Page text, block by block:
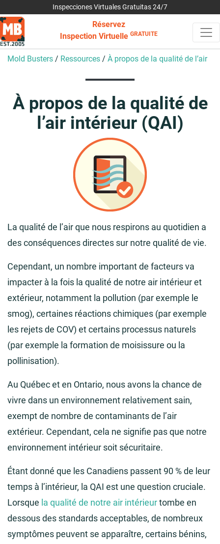
Inspecciones Virtuales Gratuitas 24/7
Réservez
Inspection Virtuelle GRATUITE
Mold Busters / Ressources / À propos de la qualité de l’air
À propos de la qualité de
l’air intérieur (QAI)
La qualité de l’air que nous respirons au quotidien a
des conséquences directes sur notre qualité de vie.
Cependant, un nombre important de facteurs va
impacter à la fois la qualité de notre air intérieur et
extérieur, notamment la pollution (par exemple le
smog), certaines réactions chimiques (par exemple
les rejets de COV) et certains processus naturels
(par exemple la formation de moisissure ou la
pollinisation).
Au Québec et en Ontario, nous avons la chance de
vivre dans un environnement relativement sain,
exempt de nombre de contaminants de l’air
extérieur. Cependant, cela ne signifie pas que notre
environnement intérieur soit sécuritaire.
Étant donné que les Canadiens passent 90 % de leur
temps à l’intérieur, la QAI est une question cruciale.
Lorsque la qualité de notre air intérieurtombe en
dessous des standards acceptables, de nombreux
symptômes peuvent se apparaître, certains bénins,